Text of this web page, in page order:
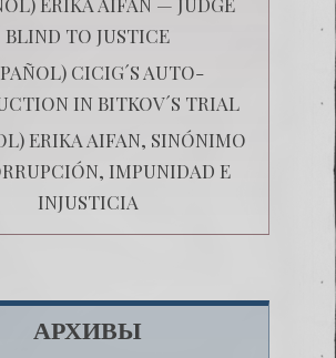
BLIND TO JUSTICE
CICIG´S AUTO-
IN BITKOV´S TRIAL
ERIKA AIFAN, SINÓNIMO
IMPUNIDAD E
INJUSTICIA
АРХИВЫ